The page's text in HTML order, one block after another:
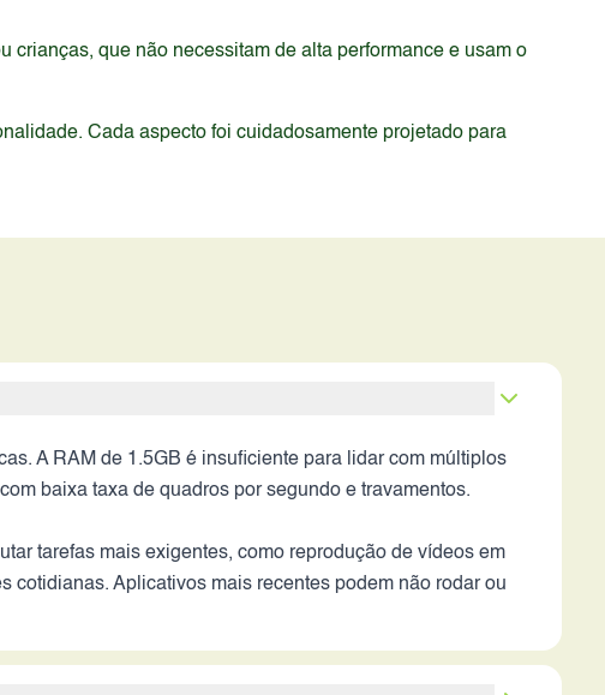
crianças, que não necessitam de alta performance e usam o
Cada aspecto foi cuidadosamente projetado para
A RAM de 1.5GB é insuficiente para lidar com múltiplos
baixa taxa de quadros por segundo e travamentos.
tarefas mais exigentes, como reprodução de vídeos em
cotidianas. Aplicativos mais recentes podem não rodar ou